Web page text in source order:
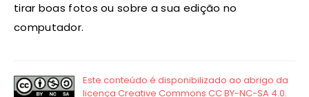
tirar boas fotos ou sobre a sua edição no
computador.